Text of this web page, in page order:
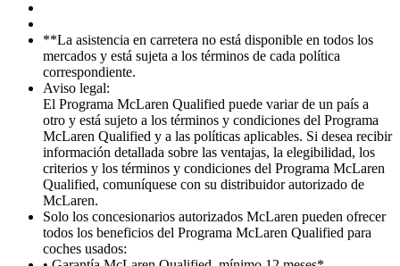
**La asistencia en carretera no está disponible en todos los
mercados y está sujeta a los términos de cada política
correspondiente.
Aviso legal:
El Programa McLaren Qualified puede variar de un país a
otro y está sujeto a los términos y condiciones del Programa
McLaren Qualified y a las políticas aplicables. Si desea recibir
información detallada sobre las ventajas, la elegibilidad, los
criterios y los términos y condiciones del Programa McLaren
Qualified, comuníquese con su distribuidor autorizado de
McLaren.
Solo los concesionarios autorizados McLaren pueden ofrecer
todos los beneficios del Programa McLaren Qualified para
coches usados: